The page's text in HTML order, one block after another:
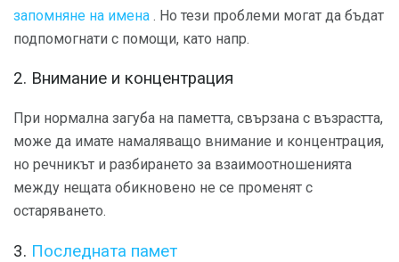
запомняне на имена . Но тези проблеми могат да бъдат
подпомогнати с помощи, като напр.
2. Внимание и концентрация
При нормална загуба на паметта, свързана с възрастта,
може да имате намаляващо внимание и концентрация,
но речникът и разбирането за взаимоотношенията
между нещата обикновено не се променят с
остаряването.
3. Последната памет